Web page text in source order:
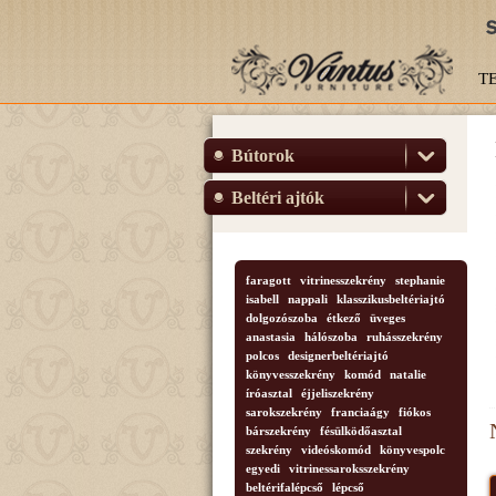
Bútorok
Beltéri ajtók
faragott vitrinesszekrény
stephanie
isabell
nappali
klasszikusbeltériajtó
dolgozószoba
étkező
üveges
anastasia
hálószoba
ruhásszekrény
polcos
designerbeltériajtó
könyvesszekrény
komód
natalie
íróasztal
éjjeliszekrény
sarokszekrény
franciaágy
fiókos
bárszekrény
fésülködőasztal
szekrény
videóskomód
könyvespolc
egyedi
vitrinessaroksszekrény
beltérifalépcső
lépcső